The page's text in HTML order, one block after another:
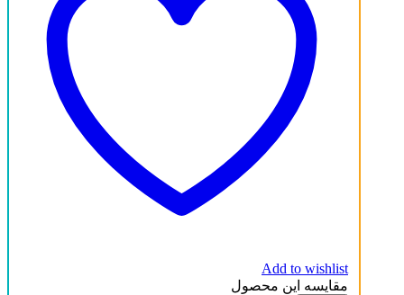
Add to wishlist
مقایسه این محصول